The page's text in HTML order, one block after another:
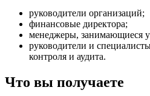
руководители организаций;
финансовые директора;
менеджеры, занимающиеся
руководители и
контроля и аудита.
Что вы получаете